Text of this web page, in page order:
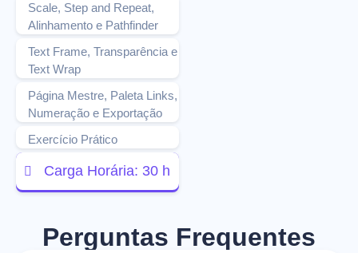
Scale, Step and Repeat,
Alinhamento e Pathfinder
Text Frame, Transparência e
Text Wrap
Página Mestre, Paleta Links,
Numeração e Exportação
Exercício Prático
Carga Horária: 30 h
Perguntas Frequentes